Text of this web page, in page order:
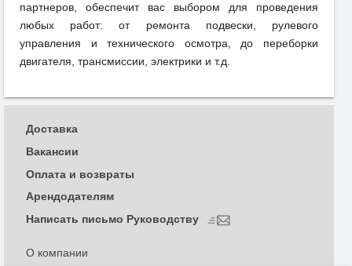
партнеров, обеспечит вас выбором для проведения
любых работ: от ремонта подвески, рулевого
управления и технического осмотра, до переборки
двигателя, трансмиссии, электрики и т.д.
О компании
Доставка
Вакансии
Оплата и возвраты
Арендодателям
Написать письмо Руководству